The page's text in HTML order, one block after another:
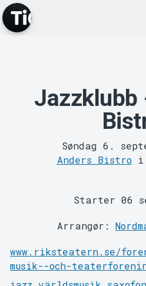
Jazzklubb
Søndag 6.
Anders Bistroi
Starter 06
Arrangør:
www.riksteatern.se/
musik--och-